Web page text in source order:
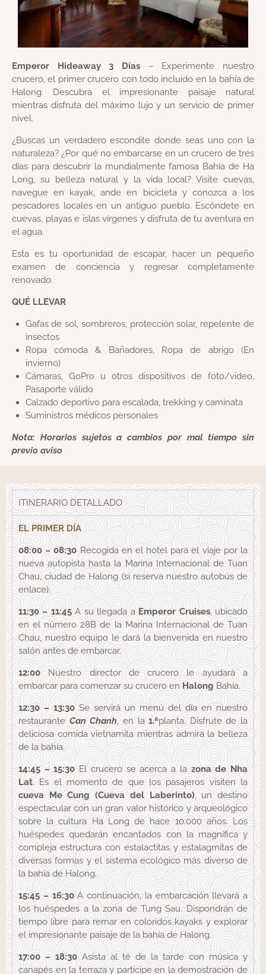
Emperor Hideaway 3 Días – Experimente nuestro
crucero, el primer crucero con todo incluido en la bahía de
Halong. Descubra el impresionante paisaje natural
mientras disfruta del máximo lujo y un servicio de primer
nivel.
¿Buscas un verdadero escondite donde seas uno con la
naturaleza? ¿Por qué no embarcarse en un crucero de tres
días para descubrir la mundialmente famosa Bahía de Ha
Long, su belleza natural y la vida local? Visite cuevas,
navegue en kayak, ande en bicicleta y conozca a los
pescadores locales en un antiguo pueblo. Escóndete en
cuevas, playas e islas vírgenes y disfruta de tu aventura en
el agua.
Esta es tu oportunidad de escapar, hacer un pequeño
examen de conciencia y regresar completamente
renovado.
QUÉ LLEVAR
Gafas de sol, sombreros, protección solar, repelente de
insectos
Ropa cómoda & Bañadores, Ropa de abrigo (En
invierno)
Cámaras, GoPro u otros dispositivos de foto/video,
Pasaporte válido
Calzado deportivo para escalada, trekking y caminata
Suministros médicos personales
Nota: Horarios sujetos a cambios por mal tiempo sin
previo aviso
ITINERARIO DETALLADO
EL PRIMER DÍA
08:00 – 08:30Recogida en el hotel para el viaje por la
nueva autopista hasta la Marina Internacional de Tuan
Chau, ciudad de Halong (si reserva nuestro autobús de
enlace).
11:30 – 11:45A su llegada aEmperor Cruises, ubicado
en el número 28B de la Marina Internacional de Tuan
Chau, nuestro equipo le dará la bienvenida en nuestro
salón antes de embarcar.
12:00Nuestro director de crucero le ayudará a
embarcar para comenzar su crucero enHalongBahía.
12:30 – 13:30 Se servirá un menú del día en nuestro
restauranteCan Chanh, en la1.ªplanta. Disfrute de la
deliciosa comida vietnamita mientras admira la belleza
de la bahía.
14:45 – 15:30El crucero se acerca a lazona de Nha
Lat. Es el momento de que los pasajeros visiten la
cueva Me Cung (Cueva del Laberinto), un destino
espectacular con un gran valor histórico y arqueológico
sobre la cultura Ha Long de hace 10.000 años. Los
huéspedes quedarán encantados con la magnífica y
compleja estructura con estalactitas y estalagmitas de
diversas formas y el sistema ecológico más diverso de
la bahía de Halong.
15:45 – 16:30A continuación, la embarcación llevará a
los huéspedes a la zona de Tung Sau. Dispondrán de
tiempo libre para remar en coloridos kayaks y explorar
el impresionante paisaje de la bahía de Halong.
17:00 – 18:30Asista al té de la tarde con música y
canapés en la terraza y participe en la demostración de